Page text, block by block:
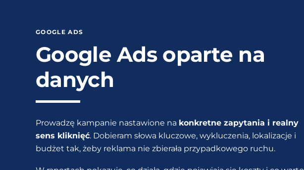
GOOGLE ADS
Google Ads oparte na
danych
Prowadzę kampanie nastawione na konkretne zapytania i realny
sens kliknięć. Dobieram słowa kluczowe, wykluczenia, lokalizacje i
budżet tak, żeby reklama nie zbierała przypadkowego ruchu.